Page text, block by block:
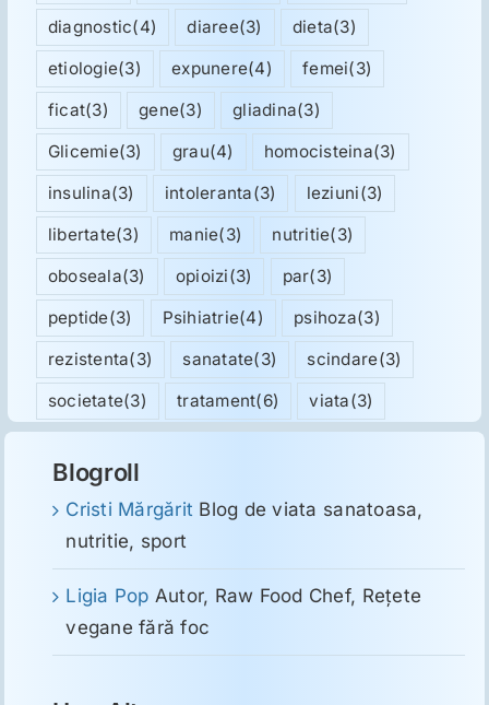
diagnostic(4) diaree(3) dieta(3)
etiologie(3) expunere(4) femei(3)
ficat(3) gene(3) gliadina(3)
Glicemie(3) grau(4) homocisteina(3)
insulina(3) intoleranta(3) leziuni(3)
libertate(3) manie(3) nutritie(3)
oboseala(3) opioizi(3) par(3)
peptide(3) Psihiatrie(4) psihoza(3)
rezistenta(3) sanatate(3) scindare(3)
societate(3) tratament(6) viata(3)
Blogroll
Cristi Mărgărit Blog de viata sanatoasa,
nutritie, sport
Ligia Pop Autor, Raw Food Chef, Reţete
vegane fără foc